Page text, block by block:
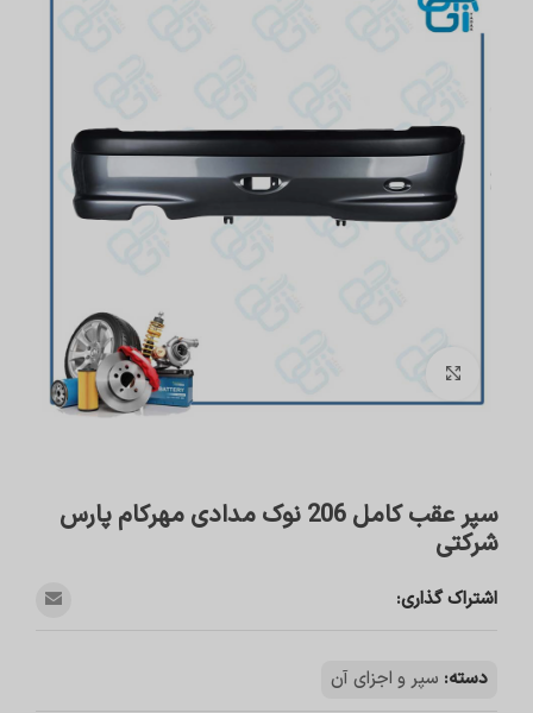
سپر عقب کامل 206 نوک مدادی مهرکام پارس
شرکتی
اشتراک گذاری:
دسته: سپر و اجزای آن